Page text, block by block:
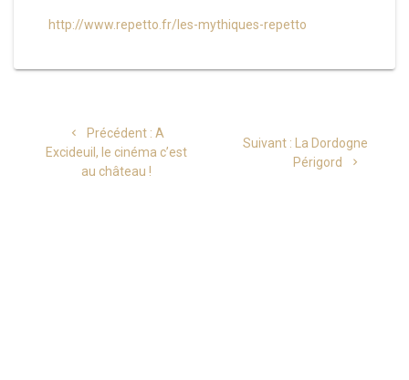
http://www.repetto.fr/les-mythiques-repetto
Précédent : A
Excideuil, le cinéma c’est
au château !
Suivant :
La Dordogne
Périgord